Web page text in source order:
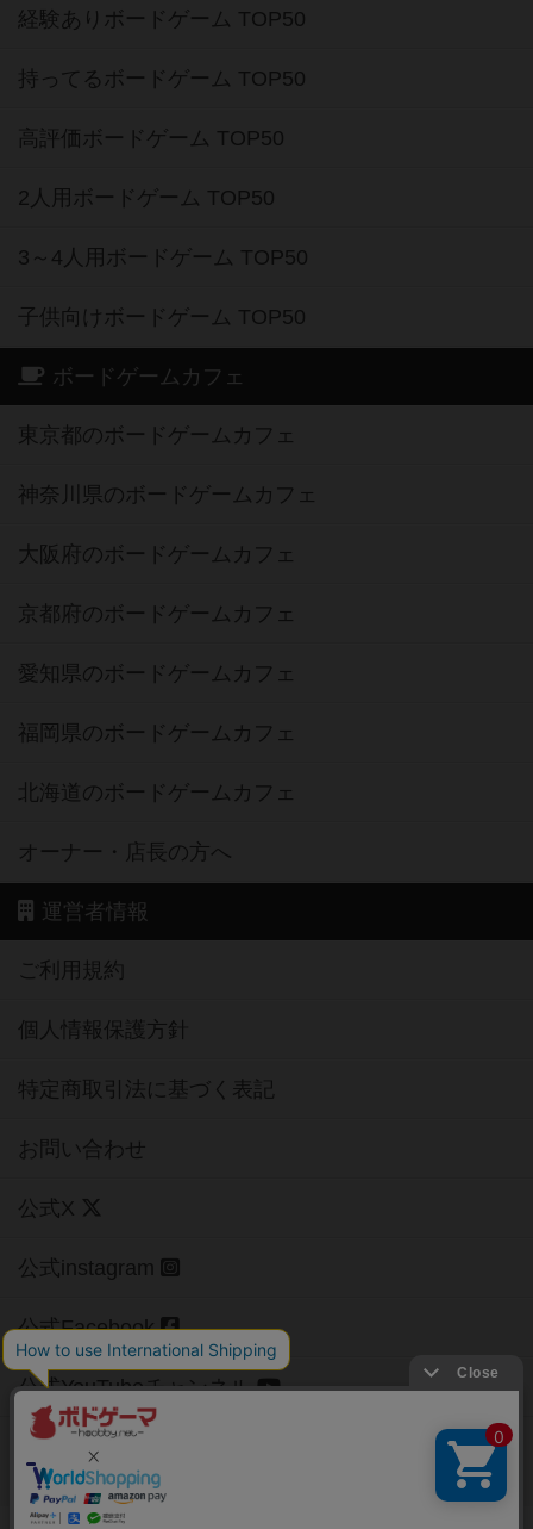
経験ありボードゲーム TOP50
持ってるボードゲーム TOP50
高評価ボードゲーム TOP50
2人用ボードゲーム TOP50
3～4人用ボードゲーム TOP50
子供向けボードゲーム TOP50
ボードゲームカフェ
東京都のボードゲームカフェ
神奈川県のボードゲームカフェ
大阪府のボードゲームカフェ
京都府のボードゲームカフェ
愛知県のボードゲームカフェ
福岡県のボードゲームカフェ
北海道のボードゲームカフェ
オーナー・店長の方へ
運営者情報
ご利用規約
個人情報保護方針
特定商取引法に基づく表記
お問い合わせ
公式X
公式instagram
公式Facebook
公式YouTubeチャンネル